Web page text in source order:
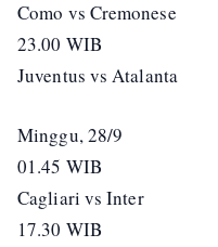
Como vs Cremonese
23.00 WIB
Juventus vs Atalanta
Minggu, 28/9
01.45 WIB
Cagliari vs Inter
17.30 WIB